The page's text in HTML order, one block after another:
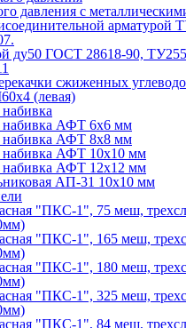
давления с
арматурой
ду50 ГОСТ 28618-90,
сжиженных
(левая)
набивка АФТ 6х6 мм
набивка АФТ 8х8 мм
набивка АФТ 10х10 мм
набивка АФТ 12х12 мм
АП-31 10х10 мм
"ПКС-1", 75 меш,
"ПКС-1", 165 меш,
"ПКС-1", 180 меш,
"ПКС-1", 325 меш,
"ПКС-1", 84 меш,